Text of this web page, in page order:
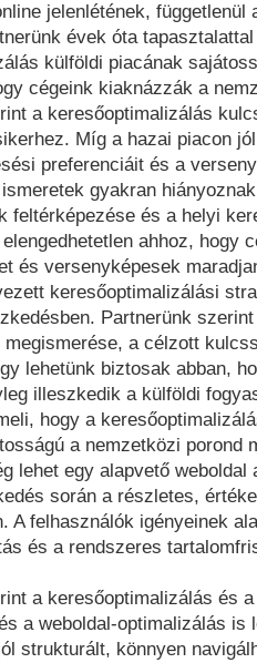
jelenlétének, függetlenül
évek óta
külföldi piacának
cégeink kiaknázzák a
a keresőoptimalizálás
Míg a hazai piacon
preferenciáit és a
gyakran
feltérképezése és a helyi
ahhoz, hogy
és versenyképesek
keresőoptimalizálási
Partnerünk
megismerése, a célzott
lehetünk biztosak abban,
illeszkedik a külföldi
hogy a
a nemzetközi porond
lehet egy alapvető
során a részletes,
A felhasználók igényeinek
és a rendszeres
a keresőoptimalizálás és
a weboldal-optimalizálás is
strukturált, könnyen